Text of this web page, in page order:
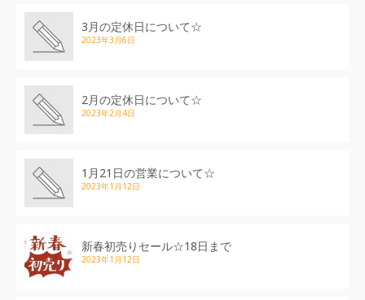
3月の定休日について☆
2023年3月6日
2月の定休日について☆
2023年2月4日
1月21日の営業について☆
2023年1月12日
新春初売りセール☆18日まで
2023年1月12日